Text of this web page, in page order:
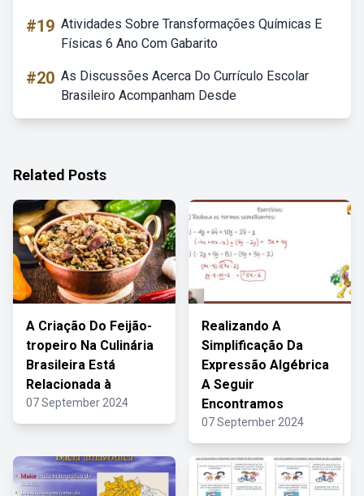
#19 Atividades Sobre Transformações Químicas E
Físicas 6 Ano Com Gabarito
#20 As Discussões Acerca Do Currículo Escolar
Brasileiro Acompanham Desde
Related Posts
A Criação Do Feijão-
tropeiro Na Culinária
Brasileira Está
Relacionada à
07 September 2024
Realizando A
Simplificação Da
Expressão Algébrica
A Seguir
Encontramos
07 September 2024